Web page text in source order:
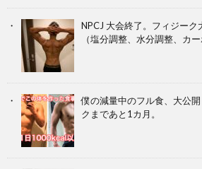
NPCJ 大会終了。フィジー
（塩分調整、水分調整、カー
僕の減量中のフル食、大公
クまであと1カ月。